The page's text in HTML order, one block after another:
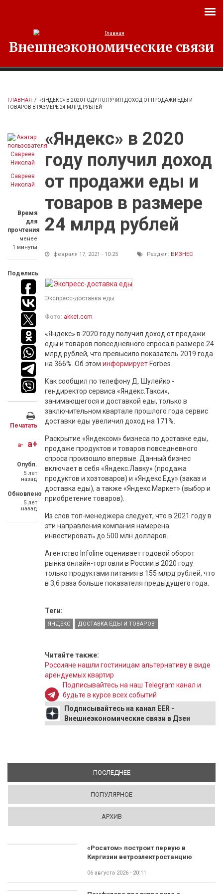
Внешнеэкономические связи
ГЛАВНАЯ / «ЯНДЕКС» В 2020 ГОДУ ПОЛУЧИЛ ДОХОД ОТ ПРОДАЖИ ЕДЫ И
ТОВАРОВ В РАЗМЕРЕ 24 МЛРД РУБЛЕЙ
Савреев
Николай
Время
для
прочтения
менее
1 минуты
Поделись
Печатать
a- a+
Опубл.
5 лет
назад
Обновлено
5 лет
назад
«Яндекс» в 2020
году получил доход
от продажи еды и
товаров в размере
24 млрд рублей
февраля 17, 2021 - 10:25 Раздел: БИЗНЕС
Экспресс-доставка еды
Фото: akket.com
«Яндекс» в 2020 году получил доход от продажи
еды и товаров повседневного спроса в размере 24
млрд рублей, что превысило показатель 2019 года
на 366%. Об этом информирует Forbes.
Как сообщил по телефону Д. Шулейко -
гендиректор сервиса «Яндекс.Такси»,
занимающегося и доставкой еды, только в
заключительном квартале прошлого года сервис
доставки еды увеличил доход на 171%.
Раскрытие «Яндексом» бизнеса по доставке еды,
продаже продуктов и товаров повседневного
спроса произошло впервые. Данный бизнес
включает в себя «Яндекс.Лавку» (продажа
продуктов и хозтоваров) и «Яндекс.Еду» (заказ и
доставка еды), а также «Яндекс.Маркет» (выбор и
приобретение товаров).
Из слов топ-менеджера следует, что в 2021 году в
эти направления компания намерена
инвестировать до 500 млн долларов.
Агентство Infoline оценивает годовой оборот
рынка онлайн-торговли в России в 2020 году
только продуктами питания в 155 млрд рублей, что
в 3,6 раза больше показателя предыдущего года.
Теги:
ЯНДЕКС ДОСТАВКА ЕДЫ И ТОВАРОВ
Читайте также:
Россияне нашли гостиницам альтернативу в виде
арендуемых квартир
Подписывайтесь на наш Telegram канал и
будьте в курсе всех событий
Подписывайтесь на канал EER -
Внешнеэкономические связи в Дзен
ПОСЛЕДНЕЕ(АКТИВНАЯ ВКЛАДКА)
ПОПУЛЯРНОЕ
АРХИВ
«Росатом» построит первую в
Киргизии ветроэлектростанцию
06 августа 2026 - 20:11